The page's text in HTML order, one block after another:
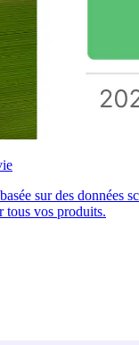
sur des données
tous vos produits.